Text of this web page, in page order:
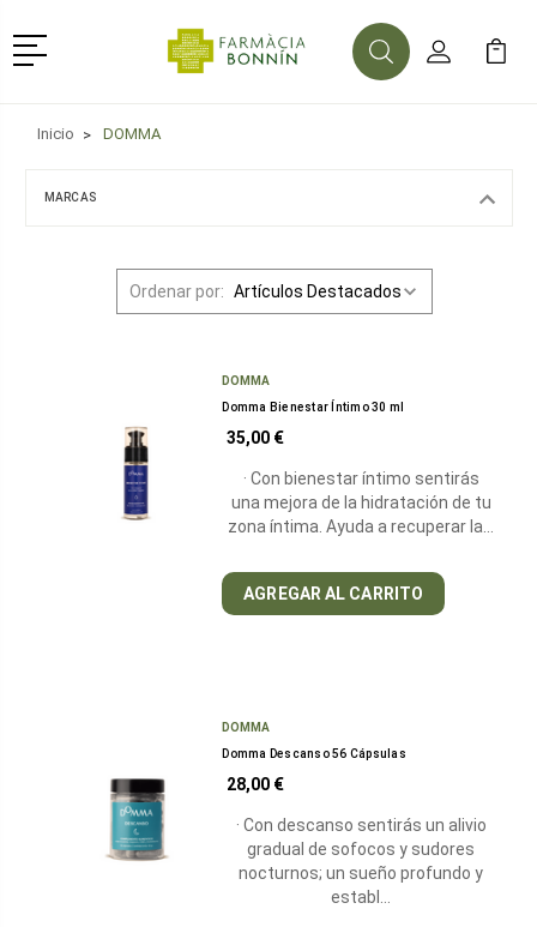
Menú
BuscarMi Cuenta
Mi
Inicio DOMMA
MARCAS
Ordenar por:
DOMMA
Domma Bienestar Íntimo 30 ml
35,00 €
· Con bienestar íntimo sentirás
una mejora de la hidratación de tu
zona íntima. Ayuda a recuperar la…
AGREGAR AL CARRITO
DOMMA
Domma Descanso 56 Cápsulas
28,00 €
· Con descanso sentirás un alivio
gradual de sofocos y sudores
nocturnos; un sueño profundo y
establ…